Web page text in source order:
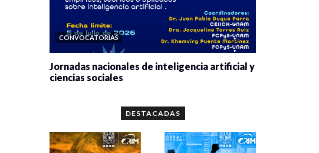
CONVOCATORIAS
Jornadas nacionales de inteligencia artificial y
ciencias sociales
DESTACADAS